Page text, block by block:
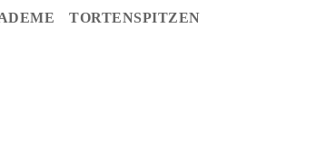
TORTENSPITZEN